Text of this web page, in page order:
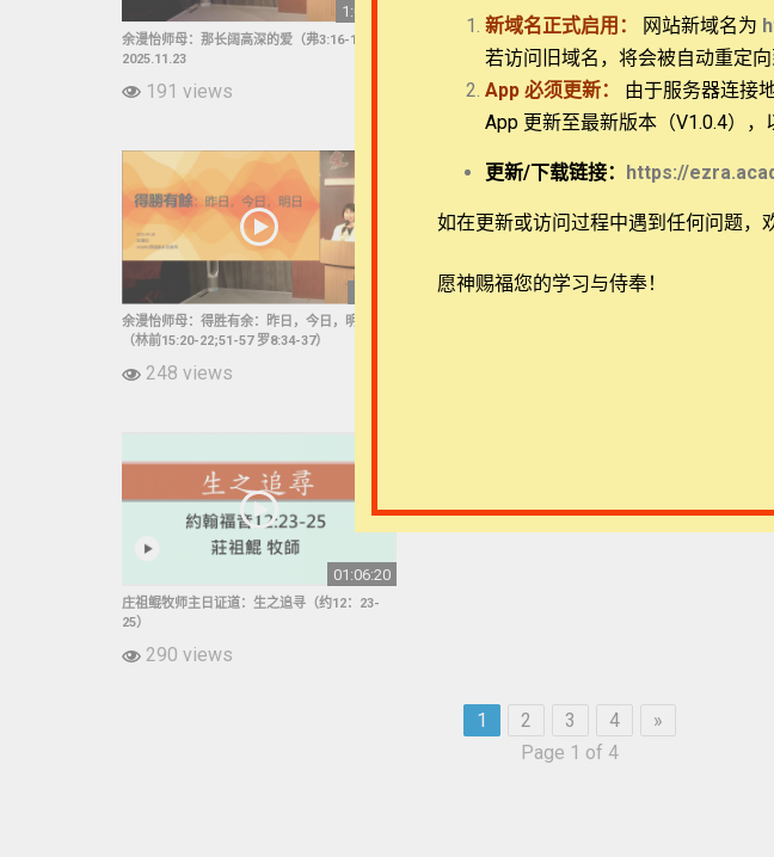
1:00:07
余漫怡师母：那长阔高深的爱（弗3:16-19）
2025.11.23
191 views
卓俐教授：冒险的祷告（路22:39-46 ​）
129 views
刘
余漫怡师母：得胜有余：昨日，今日，明日
（林前15:20-22;51-57 罗8:34-37）
248 views
01:06:20
庄祖鲲牧师主日证道：生之追寻（约12：23-
25）
290 views
1 2 3 4
»
Page 1 of 4
新域名正式启用： 网站新域名为
若访问旧域名，将会被自动重定向
App 必须更新：
由于服务器连接
App 更新至最新版本（V1.0.4），
更新/下载链接： https://
如在更新或访问过程中遇到任何问题，
愿神赐福您的学习与侍奉！